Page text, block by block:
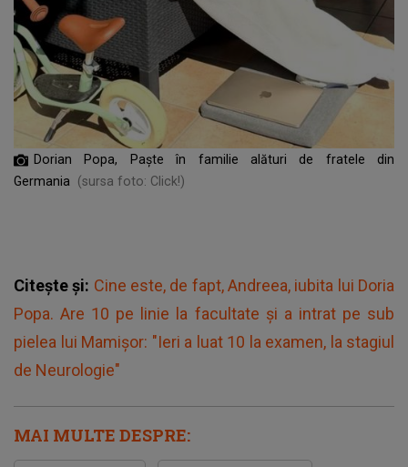
Dorian Popa, Paște în familie alături de fratele din
Germania (sursa foto: Click!)
Citește și: Cine este, de fapt, Andreea, iubita lui Doria
Popa. Are 10 pe linie la facultate și a intrat pe sub
pielea lui Mamișor: "Ieri a luat 10 la examen, la stagiul
de Neurologie"
MAI MULTE DESPRE: